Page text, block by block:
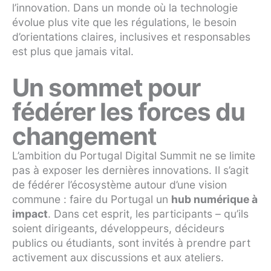
l’innovation. Dans un monde où la technologie
évolue plus vite que les régulations, le besoin
d’orientations claires, inclusives et responsables
est plus que jamais vital.
Un sommet pour
fédérer les forces du
changement
L’ambition du Portugal Digital Summit ne se limite
pas à exposer les dernières innovations. Il s’agit
de fédérer l’écosystème autour d’une vision
commune : faire du Portugal un hub numérique à
impact. Dans cet esprit, les participants – qu’ils
soient dirigeants, développeurs, décideurs
publics ou étudiants, sont invités à prendre part
activement aux discussions et aux ateliers.